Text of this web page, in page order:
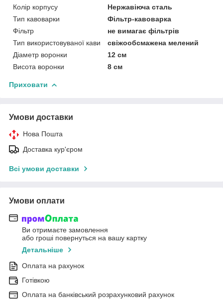
Колір корпусу
Нержавіюча сталь
Тип кавоварки
Фільтр-кавоварка
Фільтр
не вимагає фільтрів
Тип використовуваної кави
свіжообсмажена мелений
Діаметр воронки
12 см
Висота воронки
8 см
Приховати
Умови доставки
Нова Пошта
Доставка кур'єром
Всі умови доставки
Умови оплати
Ви отримаєте замовлення
або гроші повернуться на вашу картку
Детальніше
Оплата на рахунок
Готівкою
Оплата на банківський розрахунковий рахунок